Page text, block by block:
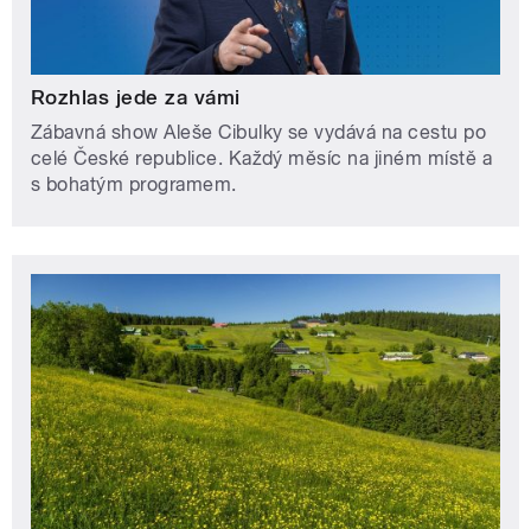
Rozhlas jede za vámi
Zábavná show Aleše Cibulky se vydává na cestu po
celé České republice. Každý měsíc na jiném místě a
s bohatým programem.